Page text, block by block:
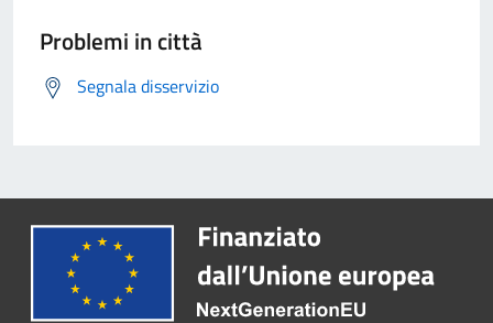
Problemi in città
Segnala disservizio